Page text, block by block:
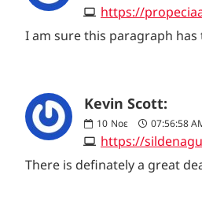
https://
I am sure this paragraph
Kevin Scott:
10 Νοε 07:56:58
https://
There is definately a great